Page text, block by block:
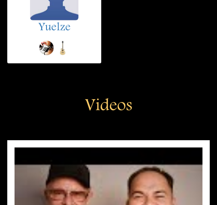
Yuelze
Videos